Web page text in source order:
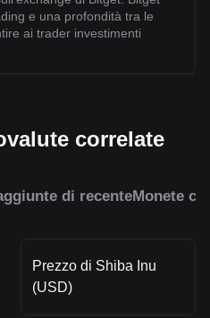
e una profondità tra le
ai trader investimenti
correlate
di recenteMonete
Prezzo di Shiba Inu
(USD)